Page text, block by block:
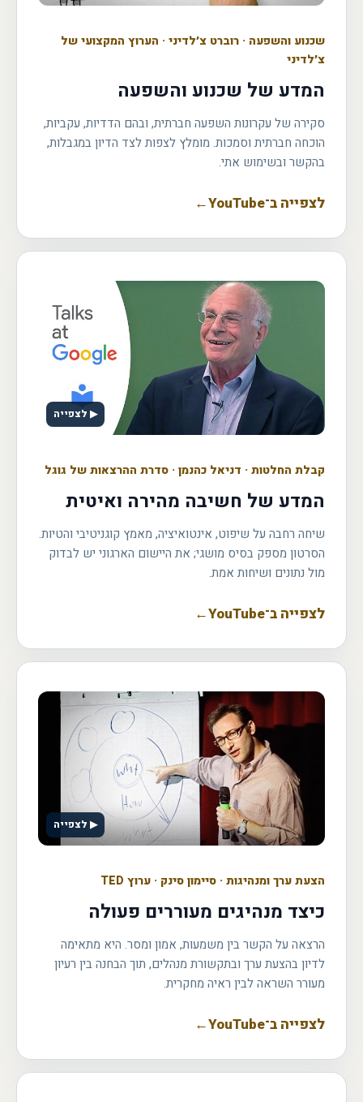
שכנוע והשפעה · רוברט צ׳לדיני · הערוץ המקצועי של
צ׳לדיני
המדע של שכנוע והשפעה
סקירה של עקרונות השפעה חברתית, ובהם הדדיות, עקביות,
הוכחה חברתית וסמכות. מומלץ לצפות לצד הדיון במגבלות,
בהקשר ובשימוש אתי.
לצפייה ב־YouTube ←
▶ לצפייה
קבלת החלטות· דניאל כהנמן · סדרת ההרצאות של גוגל
המדע של חשיבה מהירה ואיטית
שיחה רחבה על שיפוט, אינטואיציה, מאמץ קוגניטיבי והטיות.
הסרטון מספק בסיס מושגי; את היישום הארגוני יש לבדוק
מול נתונים ושיחות אמת.
לצפייה ב־YouTube ←
▶ לצפייה
הצעת ערך ומנהיגות· סיימון סינק · ערוץ TED
כיצד מנהיגים מעוררים פעולה
הרצאה על הקשר בין משמעות, אמון ומסר. היא מתאימה
לדיון בהצעת ערך ובתקשורת מנהלים, תוך הבחנה בין רעיון
מעורר השראה לבין ראיה מחקרית.
לצפייה ב־YouTube ←